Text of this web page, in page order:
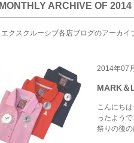
MONTHLY ARCHIVE OF
エクスクルーシブ各店ブログのアーカイ
2014年07
MARK＆
こんにち
ったよう
祭りの後